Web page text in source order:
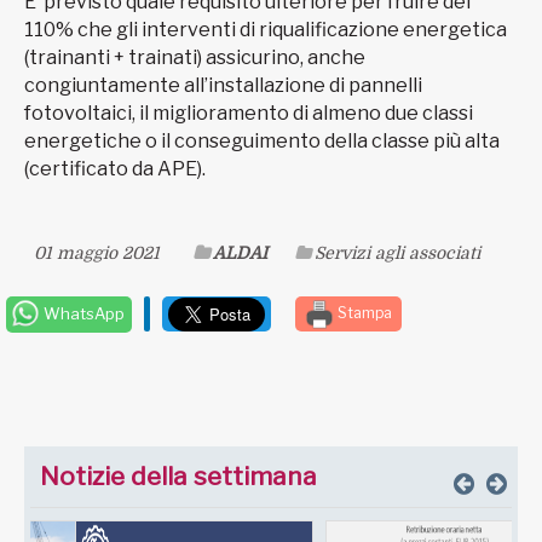
110% che gli interventi di riqualificazione energetica
(trainanti + trainati) assicurino, anche
congiuntamente all’installazione di pannelli
fotovoltaici, il miglioramento di almeno due classi
energetiche o il conseguimento della classe più alta
(certificato da APE).
01 maggio 2021 ALDAI Servizi agli associati
WhatsApp Stampa
Notizie della settimana